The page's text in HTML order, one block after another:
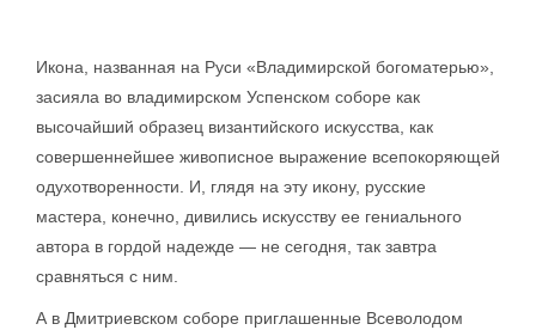
Икона, названная на Руси «Владимирской богоматерью»,
засияла во владимирском Успенском соборе как
высочайший образец византийского искусства, как
совершеннейшее живописное выражение всепокоряющей
одухотворенности. И, глядя на эту икону, русские
мастера, конечно, дивились искусству ее гениального
автора в гордой надежде — не сегодня, так завтра
сравняться с ним.
А в Дмитриевском соборе приглашенные Всеволодом